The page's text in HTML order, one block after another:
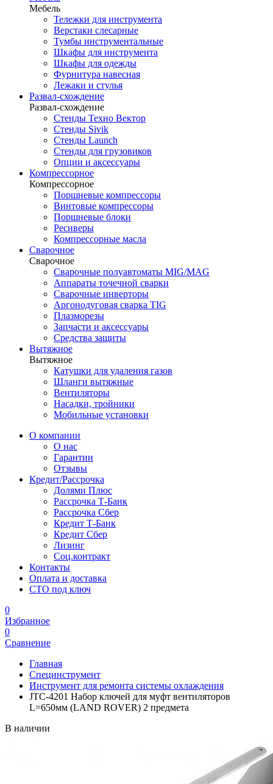
Мебель
Тележки для инструмента
Верстаки слесарные
Тумбы инструментальные
Шкафы для инструмента
Шкафы для одежды
Фурнитура навесная
Лежаки и стулья
Развал-схождение
Развал-схождение
Стенды Техно Вектор
Стенды Sivik
Стенды Launch
Стенды для грузовиков
Опции и аксессуары
Компрессорное
Компрессорное
Поршневые компрессоры
Винтовые компрессоры
Поршневые блоки
Ресиверы
Компрессорные масла
Сварочное
Сварочное
Сварочные полуавтоматы MIG/MAG
Аппараты точечной сварки
Сварочные инверторы
Аргонодуговая сварка TIG
Плазморезы
Запчасти и аксессуары
Средства защиты
Вытяжное
Вытяжное
Катушки для удаления газов
Шланги вытяжные
Вентиляторы
Насадки, тройники
Мобильные установки
О компании
О нас
Гарантии
Отзывы
Кредит/Рассрочка
Долями Плюс
Рассрочка Т-Банк
Рассрочка Сбер
Кредит Т-Банк
Кредит Сбер
Лизинг
Соц.контракт
Контакты
Оплата и доставка
СТО под ключ
0
Избранное
0
Сравнение
Главная
Специнструмент
Инструмент для ремонта системы охлаждения
JTC-4201 Набор ключей для муфт вентиляторов
L=650мм (LAND ROVER) 2 предмета
В наличии